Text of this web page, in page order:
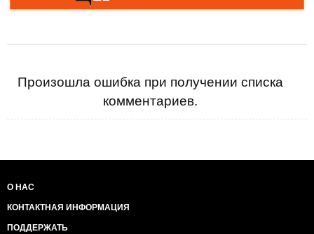
Произошла ошибка при получении списка
комментариев.
О НАС
КОНТАКТНАЯ ИНФОРМАЦИЯ
ПОДДЕРЖАТЬ